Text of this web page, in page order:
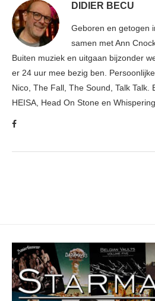
DIDIER BECU
Geboren en getogen
samen met Ann
Buiten muziek en uitgaan bijzonder
er 24 uur mee bezig ben.
Nico, The Fall, The Sound, Talk Talk.
HEISA, Head On Stone en